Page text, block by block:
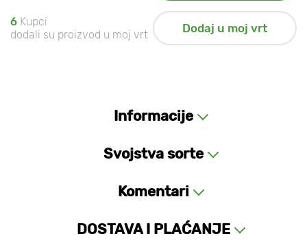
6 Kupci
dodali su proizvod u moj vrt
Dodaj u moj vrt
Informacije
Svojstva sorte
Komentari
DOSTAVA I PLAĆANJE